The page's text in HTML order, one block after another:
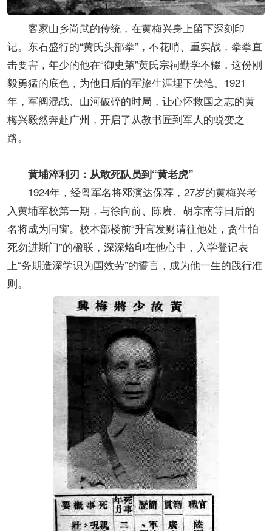
客家山乡尚武的传统，在黄梅兴身上留下深刻印
记。东石盛行的“黄氏头部拳”，不花哨、重实战，拳拳直
击要害，年少的他在“御史第”黄氏宗祠勤学不辍，这份刚
毅勇猛的底色，为他日后的军旅生涯埋下伏笔。1921
年，军阀混战、山河破碎的时局，让心怀救国之志的黄
梅兴毅然奔赴广州，开启了从教书匠到军人的蜕变之
路。
黄埔淬利刃：从敢死队员到“黄老虎”
1924年，经粤军名将邓演达保荐，27岁的黄梅兴考
入黄埔军校第一期，与徐向前、陈赓、胡宗南等日后的
名将成为同窗。校本部楼前“升官发财请往他处，贪生怕
死勿进斯门”的楹联，深深烙印在他心中，入学登记表
上“务期造深学识为国效劳”的誓言，成为他一生的践行准
则。